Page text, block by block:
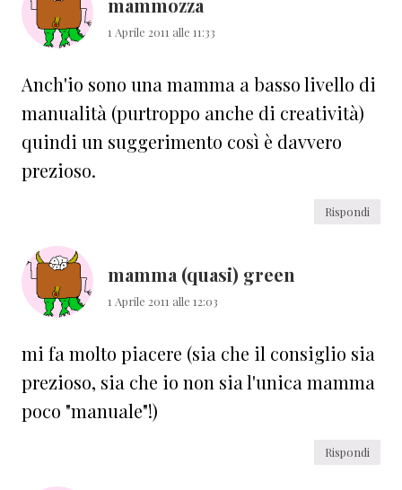
mammozza
1 Aprile 2011 alle 11:33
Anch'io sono una mamma a basso livello di
manualità (purtroppo anche di creatività)
quindi un suggerimento così è davvero
prezioso.
Rispondi
mamma (quasi) green
1 Aprile 2011 alle 12:03
mi fa molto piacere (sia che il consiglio sia
prezioso, sia che io non sia l'unica mamma
poco "manuale"!)
Rispondi